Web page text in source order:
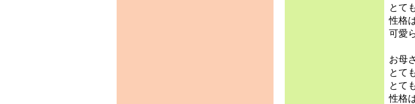
とて
性格
可愛
お母
とて
とて
性格